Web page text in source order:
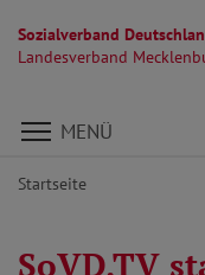
Sozialverband
Landesverband
Direkt zu den
MENÜ
Startseite
SoVD.TV